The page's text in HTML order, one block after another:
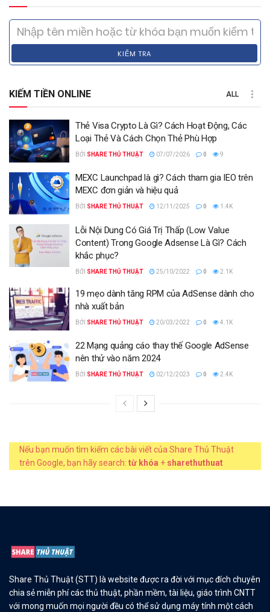
KIỂM TRA
KIẾM TIỀN ONLINE ALL
Thẻ Visa Crypto Là Gì? Cách Hoạt Động, Các
Loại Thẻ Và Cách Chọn Thẻ Phù Hợp
BỞI SHARE THỦ THUẬT 07/07/2026 0 9
MEXC Launchpad là gì? Cách tham gia IEO trên
MEXC đơn giản và hiệu quả
BỞI SHARE THỦ THUẬT 12/11/2025 0 1.4K
Lỗi Nội Dung Có Giá Trị Thấp (Low Value
Content) Trong Google Adsense Là Gì? Cách
khắc phục?
BỞI SHARE THỦ THUẬT 25/10/2022 0 2.1K
19 mẹo dành tăng RPM của AdSense dành cho
nhà xuất bản
BỞI SHARE THỦ THUẬT 20/03/2022 0 4.1K
22 Mạng quảng cáo thay thế Google AdSense
nên thử vào năm 2024
BỞI SHARE THỦ THUẬT 02/12/2023 0 2.4K
Nếu bạn muốn tìm kiếm các bài viết của Share Thủ Thuật
trên Google, bạn hãy search: từ khóa + sharethuthuat
Share Thủ Thuật (STT) là website được ra đời với mục đích chuyên
chia sẻ miễn phí các thủ thuật, phần mềm, tài liệu, giáo trình CNTT
với mong muốn mọi người đều có thể sử dụng máy tính một cách